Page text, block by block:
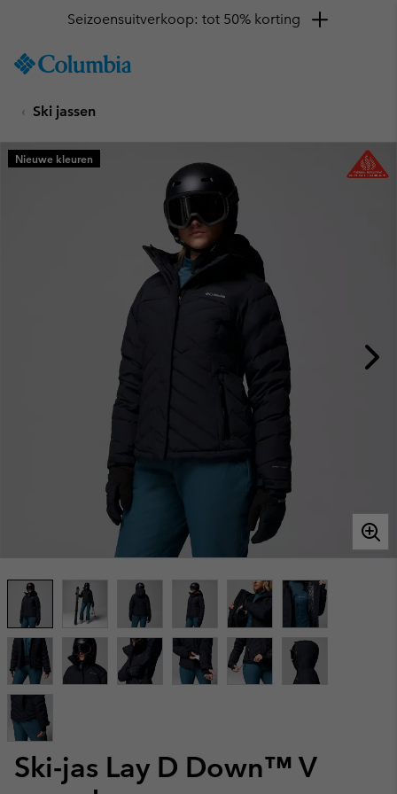
TO
SKIP
MAIN
NAV
Seizoensuitverkoop: tot 50% korting
Ski jassen
Ski-jas Lay D Down™ V
Nieuwe kleuren